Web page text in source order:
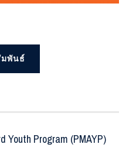
พันธ์
Youth Program (PMAYP)